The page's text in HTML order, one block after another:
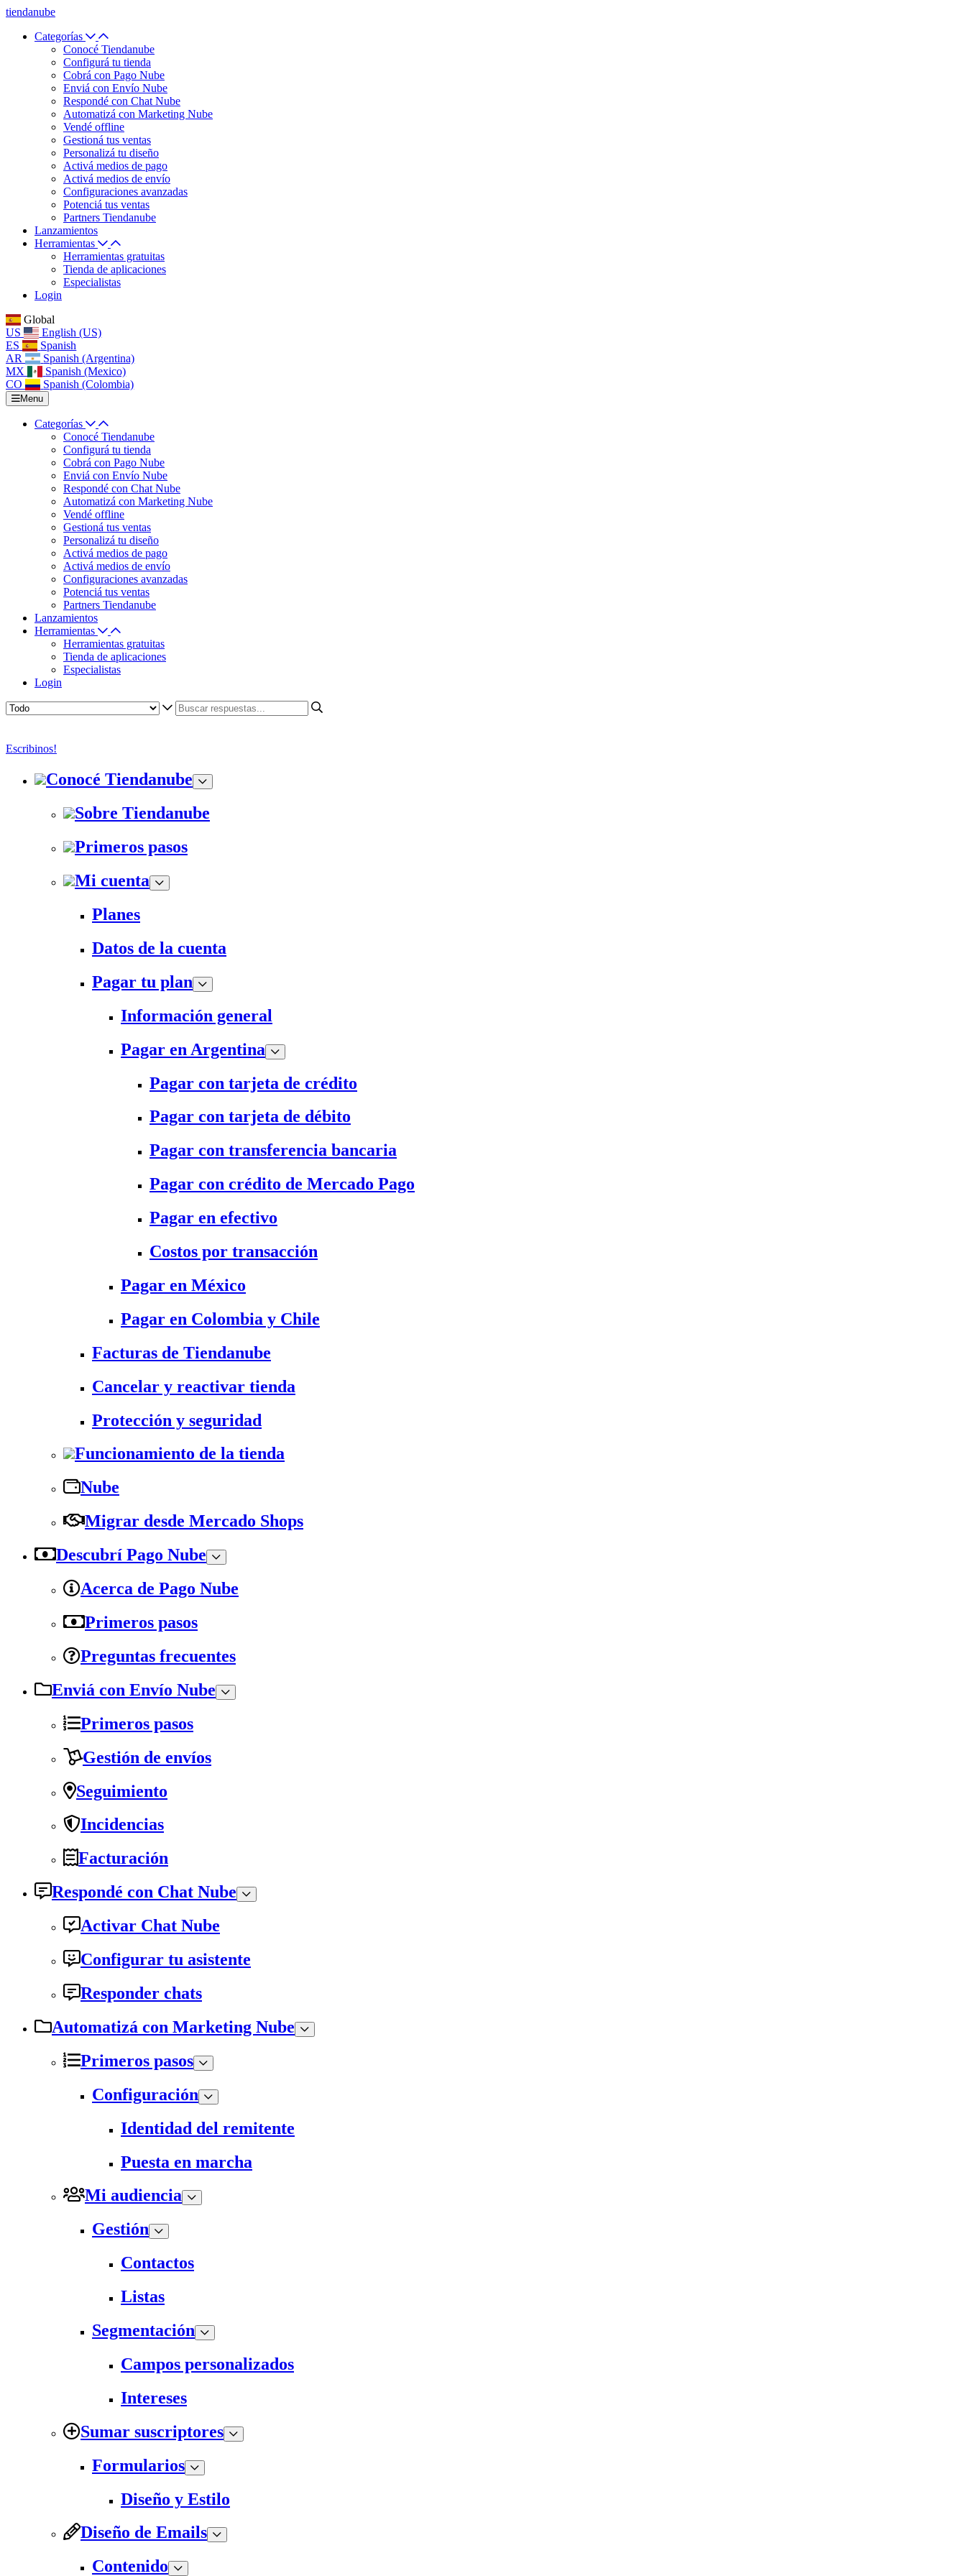
tiendanube
Categorías
Conocé Tiendanube
Configurá tu tienda
Cobrá con Pago Nube
Enviá con Envío Nube
Respondé con Chat Nube
Automatizá con Marketing Nube
Vendé offline
Gestioná tus ventas
Personalizá tu diseño
Activá medios de pago
Activá medios de envío
Configuraciones avanzadas
Potenciá tus ventas
Partners Tiendanube
Lanzamientos
Herramientas
Herramientas gratuitas
Tienda de aplicaciones
Especialistas
Login
Global
US
English (US)
ES
Spanish
AR
Spanish (Argentina)
MX
Spanish (Mexico)
CO
Spanish (Colombia)
Menu
Categorías
Conocé Tiendanube
Configurá tu tienda
Cobrá con Pago Nube
Enviá con Envío Nube
Respondé con Chat Nube
Automatizá con Marketing Nube
Vendé offline
Gestioná tus ventas
Personalizá tu diseño
Activá medios de pago
Activá medios de envío
Configuraciones avanzadas
Potenciá tus ventas
Partners Tiendanube
Lanzamientos
Herramientas
Herramientas gratuitas
Tienda de aplicaciones
Especialistas
Login
Escribinos!
Conocé Tiendanube
Sobre Tiendanube
Primeros pasos
Mi cuenta
Planes
Datos de la cuenta
Pagar tu plan
Información general
Pagar en Argentina
Pagar con tarjeta de crédito
Pagar con tarjeta de débito
Pagar con transferencia bancaria
Pagar con crédito de Mercado Pago
Pagar en efectivo
Costos por transacción
Pagar en México
Pagar en Colombia y Chile
Facturas de Tiendanube
Cancelar y reactivar tienda
Protección y seguridad
Funcionamiento de la tienda
Nube
Migrar desde Mercado Shops
Descubrí Pago Nube
Acerca de Pago Nube
Primeros pasos
Preguntas frecuentes
Enviá con Envío Nube
Primeros pasos
Gestión de envíos
Seguimiento
Incidencias
Facturación
Respondé con Chat Nube
Activar Chat Nube
Configurar tu asistente
Responder chats
Automatizá con Marketing Nube
Primeros pasos
Configuración
Identidad del remitente
Puesta en marcha
Mi audiencia
Gestión
Contactos
Listas
Segmentación
Campos personalizados
Intereses
Sumar suscriptores
Formularios
Diseño y Estilo
Diseño de Emails
Contenido